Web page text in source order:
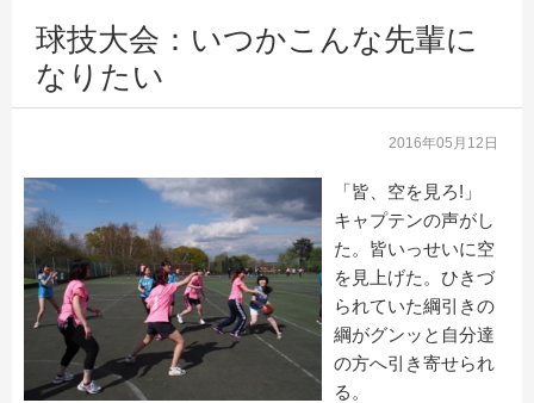
球技大会：いつかこんな先輩に
なりたい
2016年05月12日
「皆、空を見ろ!」
キャプテンの声がし
た。皆いっせいに空
を見上げた。ひきづ
られていた綱引きの
綱がグンッと自分達
の方へ引き寄せられ
る。